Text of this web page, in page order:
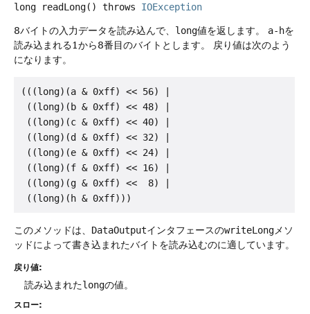
long readLong() throws IOException
8バイトの入力データを読み込んで、 long値を返します。 a-hを
読み込まれる1から8番目のバイトとします。
戻り値は次のよう
になります。
(((long)(a & 0xff) << 56) |
((long)(b & 0xff) << 48) |
((long)(c & 0xff) << 40) |
((long)(d & 0xff) << 32) |
((long)(e & 0xff) << 24) |
((long)(f & 0xff) << 16) |
((long)(g & 0xff) <<  8) |
このメソッドは、 DataOutputインタフェースのwriteLong メソ
ッドによって書き込まれたバイトを読み込むのに適しています。
戻り値:
読み込まれたlongの値。
スロー: